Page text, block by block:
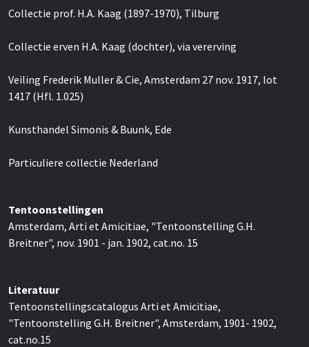
Collectie prof. H.A. Kaag (1897-1970), Tilburg
Collectie erven H.A. Kaag (dochter), via vererving
Veiling Frederik Muller & Cie, Amsterdam 27 nov. 1917, lot
1417 (Hfl. 1.025)
Kunsthandel Simonis & Buunk, Ede
Particuliere collectie Nederland
Tentoonstellingen
Amsterdam, Arti et Amicitiae, "Tentoonstelling G.H.
Breitner", nov. 1901 - jan. 1902, cat.no. 15
Literatuur
Tentoonstellingscatalogus Arti et Amicitiae,
"Tentoonstelling G.H. Breitner", Amsterdam, 1901- 1902,
cat.no.15